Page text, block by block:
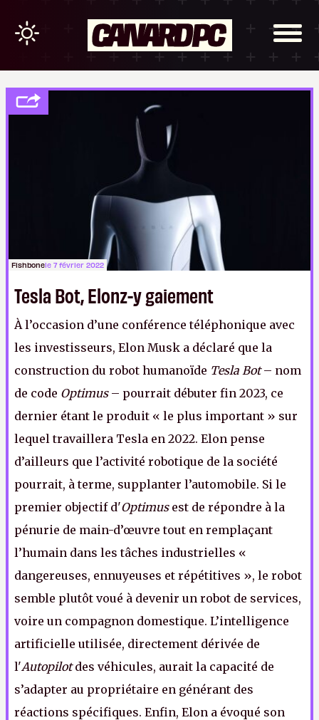
Fishbonele 7 février 2022
Tesla Bot, Elonz-y gaiement
À l’occasion d’une conférence téléphonique avec
les investisseurs, Elon Musk a déclaré que la
construction du robot humanoïde Tesla Bot– nom
de code Optimus– pourrait débuter fin 2023, ce
dernier étant le produit « le plus important » sur
lequel travaillera Tesla en 2022. Elon pense
d’ailleurs que l’activité robotique de la société
pourrait, à terme, supplanter l’automobile. Si le
premier objectif d'Optimusest de répondre à la
pénurie de main-d’œuvre tout en remplaçant
l’humain dans les tâches industrielles «
dangereuses, ennuyeuses et répétitives », le robot
semble plutôt voué à devenir un robot de services,
voire un compagnon domestique. L’intelligence
artificielle utilisée, directement dérivée de
l'Autopilotdes véhicules, aurait la capacité de
s’adapter au propriétaire en générant des
réactions spécifiques. Enfin, Elon a évoqué son